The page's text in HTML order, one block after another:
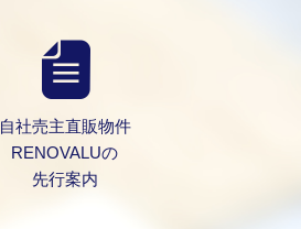
自社売主直販物件
RENOVALUの
先行案内